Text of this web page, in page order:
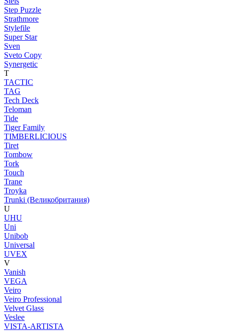
Step Puzzle
Strathmore
Stylefile
Super Star
Sven
Sveto Copy
Synergetic
T
TACTIC
TAG
Tech Deck
Teloman
Tide
Tiger Family
TIMBERLICIOUS
Tiret
Tombow
Tork
Touch
Trane
Troyka
Trunki (Великобритания)
U
UHU
Uni
Unibob
Universal
UVEX
V
Vanish
VEGA
Veiro
Veiro Professional
Velvet Glass
Veslee
VISTA-ARTISTA